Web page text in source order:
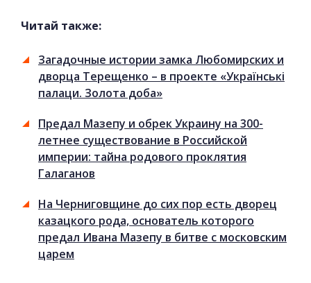
Читай также:
Загадочные истории замка Любомирских и
дворца Терещенко – в проекте «Українські
палаци. Золота доба»
Предал Мазепу и обрек Украину на 300-
летнее существование в Российской
империи: тайна родового проклятия
Галаганов
На Черниговщине до сих пор есть дворец
казацкого рода, основатель которого
предал Ивана Мазепу в битве с московским
царем